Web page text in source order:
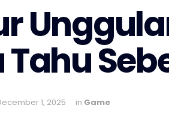
1, 2025 in Game